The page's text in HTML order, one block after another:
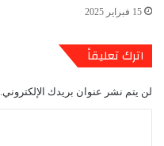
15 فبراير 2025
اترك تعليقاً
لن يتم نشر عنوان بريدك الإلكتروني.